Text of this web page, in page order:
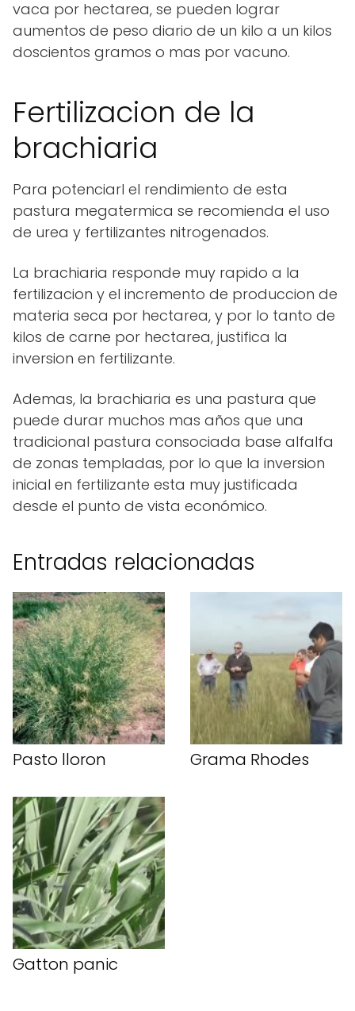
vaca por hectarea, se pueden lograr
aumentos de peso diario de un kilo a un kilos
doscientos gramos o mas por vacuno.
Fertilizacion de la
brachiaria
Para potenciarl el rendimiento de esta
pastura megatermica se recomienda el uso
de urea y fertilizantes nitrogenados.
La brachiaria responde muy rapido a la
fertilizacion y el incremento de produccion de
materia seca por hectarea, y por lo tanto de
kilos de carne por hectarea, justifica la
inversion en fertilizante.
Ademas, la brachiaria es una pastura que
puede durar muchos mas años que una
tradicional pastura consociada base alfalfa
de zonas templadas, por lo que la inversion
inicial en fertilizante esta muy justificada
desde el punto de vista económico.
Entradas relacionadas
Pasto lloron Grama Rhodes
Gatton panic